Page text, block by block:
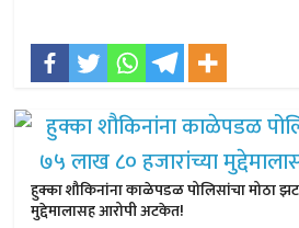
हुक्का शौकिनांना काळेपडळ पोलिसांचा मोठा
मुद्देमालासह आरोपी अटकेत!